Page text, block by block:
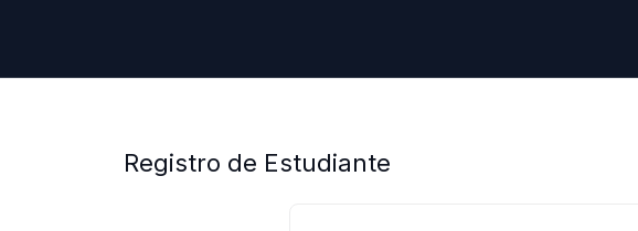
Registro de Estudiante